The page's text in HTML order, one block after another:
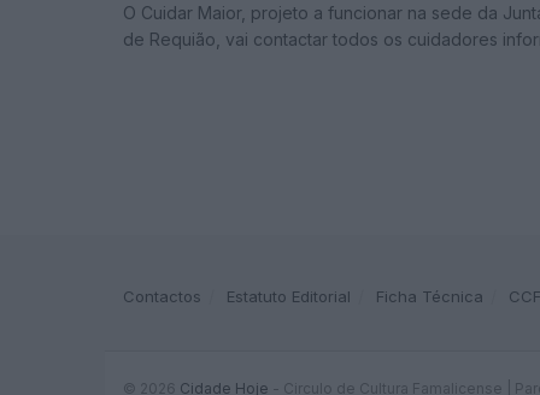
O Cuidar Maior, projeto a funcionar na sede da
de Requião, vai contactar todos os cuidadores
Contactos Estatuto Editorial Ficha Técnica CCF
© 2026 Cidade Hoje - Circulo de Cultura Famalicense |